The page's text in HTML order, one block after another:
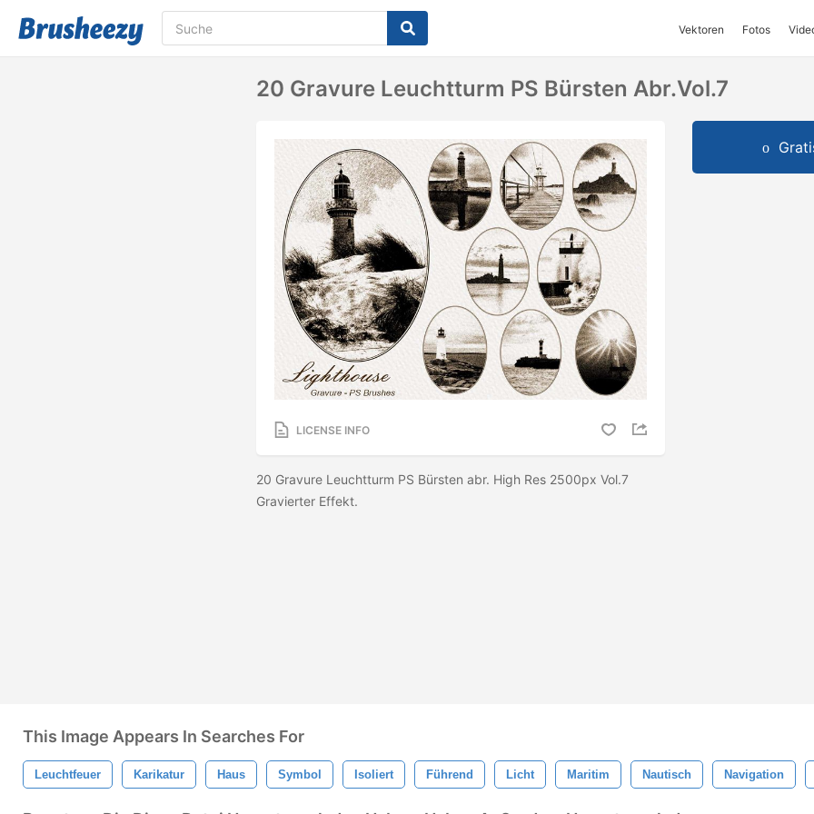
Vektoren Fotos
20 Gravure Leuchtturm PS Bürsten Abr.Vol.7
LICENSE INFO
20 Gravure Leuchtturm PS Bürsten abr. High Res 2500px Vol.7
Gravierter Effekt.
This Image Appears In Searches For
Leuchtfeuer Karikatur Haus Symbol Isoliert Führend Licht Maritim Nautisch Navigation